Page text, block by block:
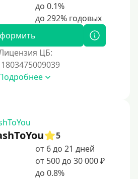
до 0.1%
ЦБ:
5
от 6 до 21 дней
от 500 до 30 000 ₽
до 0.8%